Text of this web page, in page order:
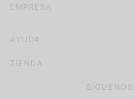
EMPRESA
AYUDA
TIENDA
SÍGUENOS